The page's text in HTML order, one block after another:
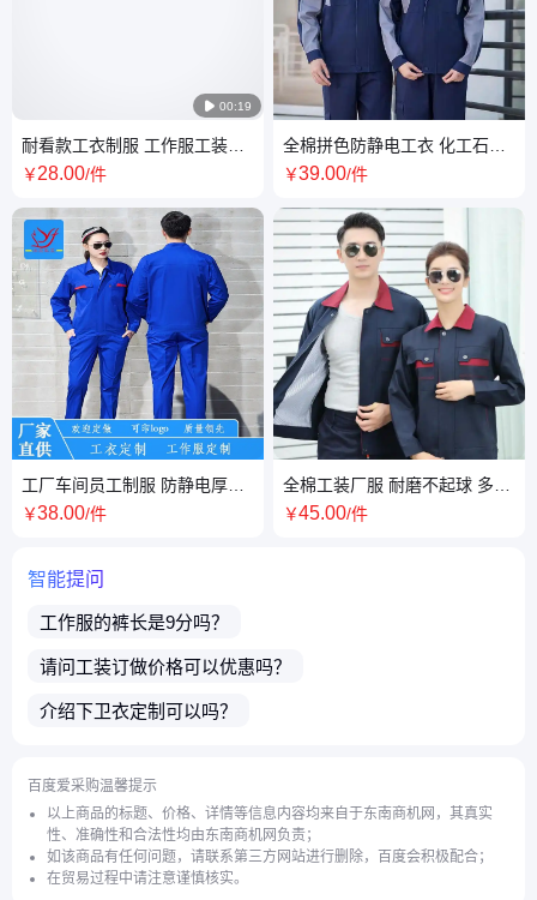
 00:19
耐看款工衣制服 工作服工装定
制 耐磨耐穿不易褪色
￥28.00/件
工厂车间员工制服 防静电厚纱
卡 修身版型 舒适透气
￥38.00/件
全棉拼色防静电工衣 化工石油
专用工作服 耐穿耐磨定制制服
￥39.00/件
全棉工装厂服 耐磨不起球 多色
可选 春秋工作服套装
￥45.00/件
智能提问
工作服的裤长是9分吗？
请问工装订做价格可以优惠吗？
介绍下卫衣定制可以吗？
请问所售商品价格可以优惠吗？
公司还可以提供哪些服务？
百度爱采购温馨提示
以上商品的标题、价格、详情等信息内容均来自于东南商机网，其真实
性、准确性和合法性均由东南商机网负责；
如该商品有任何问题，请联系第三方网站进行删除，百度会积极配合；
在贸易过程中请注意谨慎核实。